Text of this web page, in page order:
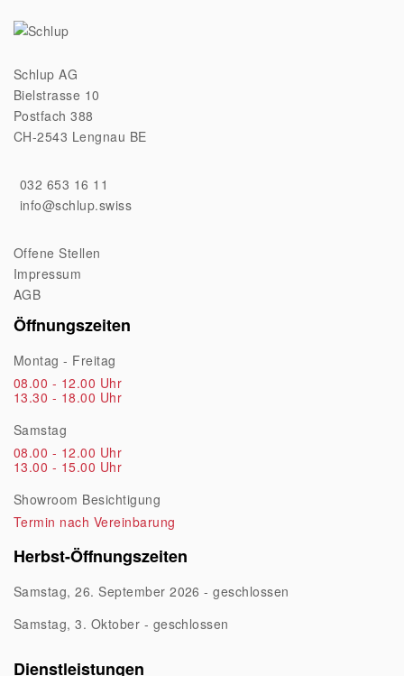
Schlup AG
Bielstrasse 10
Postfach 388
CH-2543 Lengnau BE
032 653 16 11
info@schlup.swiss
Offene Stellen
Impressum
AGB
Öffnungszeiten
Montag - Freitag
08.00 - 12.00 Uhr
13.30 - 18.00 Uhr
Samstag
08.00 - 12.00 Uhr
13.00 - 15.00 Uhr
Showroom Besichtigung
Termin nach Vereinbarung
Herbst-Öffnungszeiten
Samstag, 26. September 2026 - geschlossen
Samstag, 3. Oktober - geschlossen
Dienstleistungen